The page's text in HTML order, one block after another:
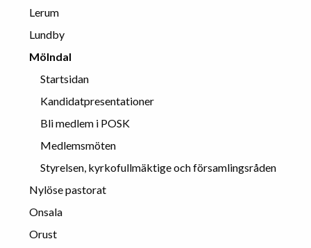
Lerum
Lundby
Mölndal
Startsidan
Kandidatpresentationer
Bli medlem i POSK
Medlemsmöten
Styrelsen, kyrkofullmäktige och församlingsråden
Nylöse pastorat
Onsala
Orust